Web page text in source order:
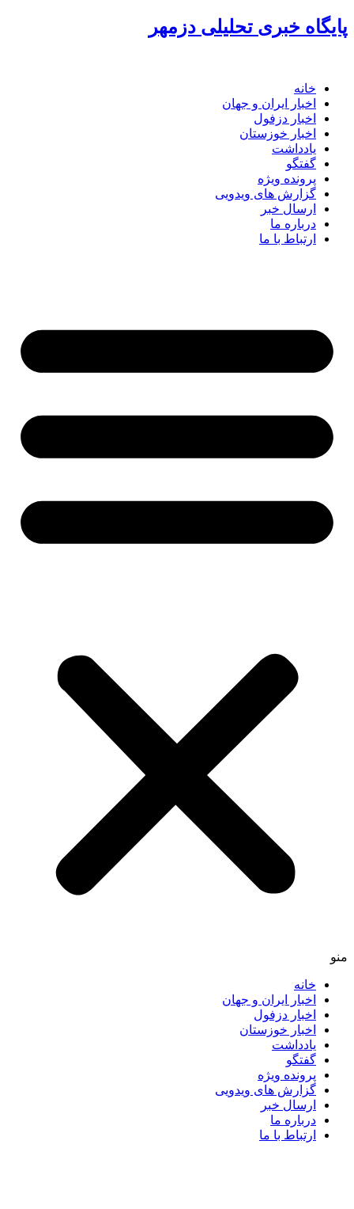
پرش
به
پایگاه خبری تحلیلی دزمهر
خانه
اخبار ایران و جهان
اخبار دزفول
اخبار خوزستان
یادداشت
گفتگو
پرونده ویژه
گزارش های ویدویی
ارسال خبر
درباره ما
ارتباط با ما
منو
خانه
اخبار ایران و جهان
اخبار دزفول
اخبار خوزستان
یادداشت
گفتگو
پرونده ویژه
گزارش های ویدویی
ارسال خبر
درباره ما
ارتباط با ما